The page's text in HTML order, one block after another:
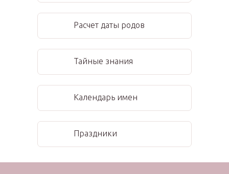
Расчет даты родов
Тайные знания
Календарь имен
Праздники